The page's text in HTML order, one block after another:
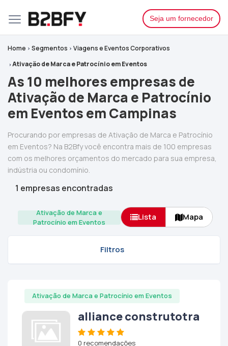
Seja um fornecedor
Home Segmentos
Viagens e Eventos Corporativos
Ativação de Marca e Patrocínio em Eventos
As 10 melhores empresas de
Ativação de Marca e Patrocínio
em Eventos em Campinas
Procurando por empresas de Ativação de Marca e Patrocínio
em Eventos? Na B2Bfy você encontra mais de 100 empresas
com os melhores orçamentos do mercado para sua empresa,
indústria ou condomínio.
1 empresas encontradas
Ativação de Marca e
Patrocínio em Eventos
Lista Mapa
Filtros
Ativação de Marca e Patrocínio em Eventos
alliance construtotra
0 recomendações